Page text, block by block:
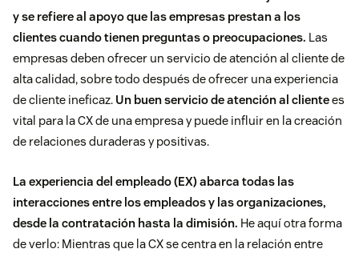
y se refiere al apoyo que las empresas prestan a los
clientes cuando tienen preguntas o preocupaciones. Las
empresas deben ofrecer un servicio de atención al cliente de
alta calidad, sobre todo después de ofrecer una experiencia
de cliente ineficaz. Un buen servicio de atención al clientees
vital para la CX de una empresa y puede influir en la creación
de relaciones duraderas y positivas.
La experiencia del empleado (EX)abarca todas las
interacciones entre los empleados y las organizaciones,
desde la contratación hasta la dimisión. He aquí otra forma
de verlo: Mientras que la CX se centra en la relación entre